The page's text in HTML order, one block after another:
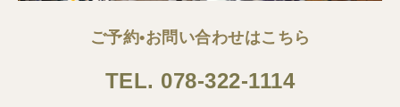
ご予約•お問い合わせはこちら
TEL. 078-322-1114